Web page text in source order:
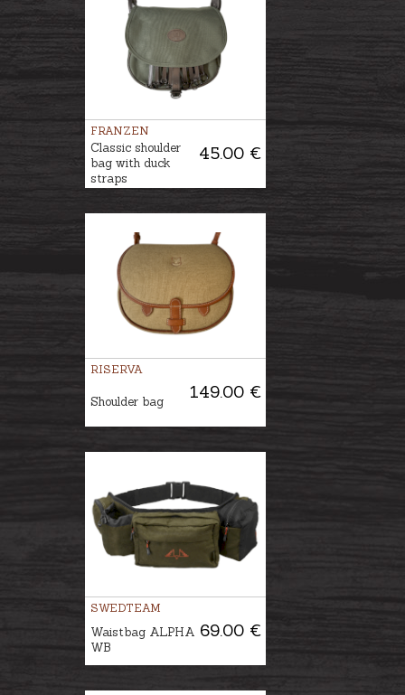
FRANZEN
45.00 €
Classic shoulder
bag with duck
straps
RISERVA
149.00 €
Shoulder bag
SWEDTEAM
69.00 €
Waistbag ALPHA
WB